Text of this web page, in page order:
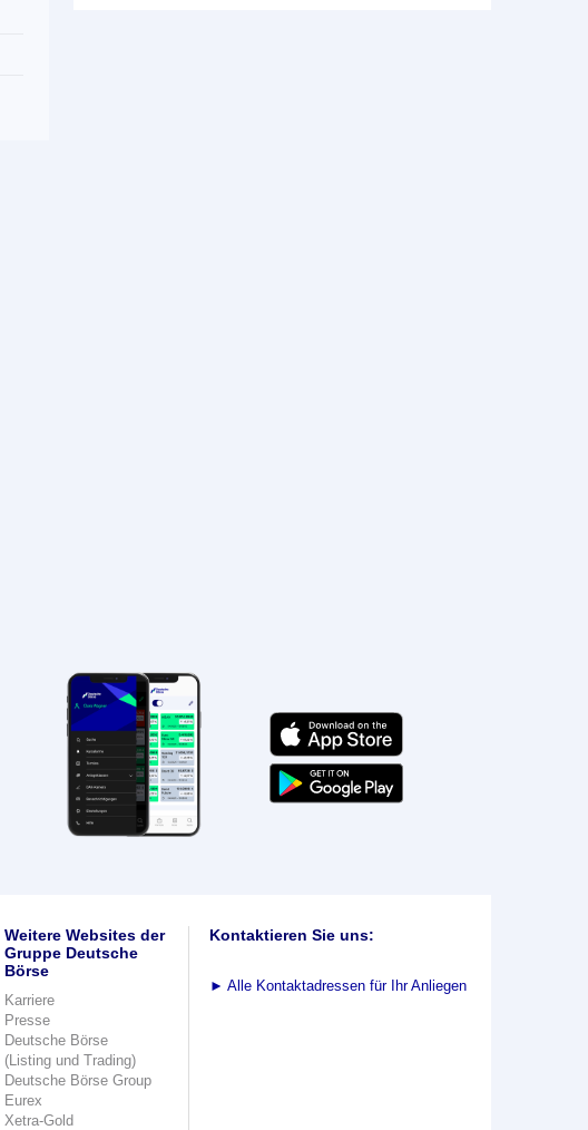
Weitere Websites der
Gruppe Deutsche
Börse
Karriere
Presse
Deutsche Börse
(Listing und Trading)
Deutsche Börse Group
Eurex
Xetra-Gold
Kontaktieren Sie uns:
► Alle Kontaktadressen für Ihr Anliegen